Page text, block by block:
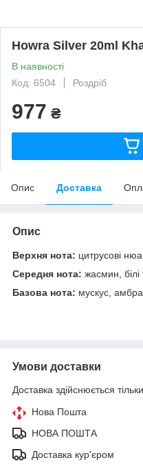
Howra Silver 20ml
В наявності
Код: 6504
Роздріб
977 ₴
Опис Доставка
Опис
Верхня нота: цитрусові
Середня нота: жасмин,
Базова нота: мускус, амбра
Умови доставки
Доставка здійснюється
Нова Пошта
НОВА ПОШТА
Доставка кур'єром